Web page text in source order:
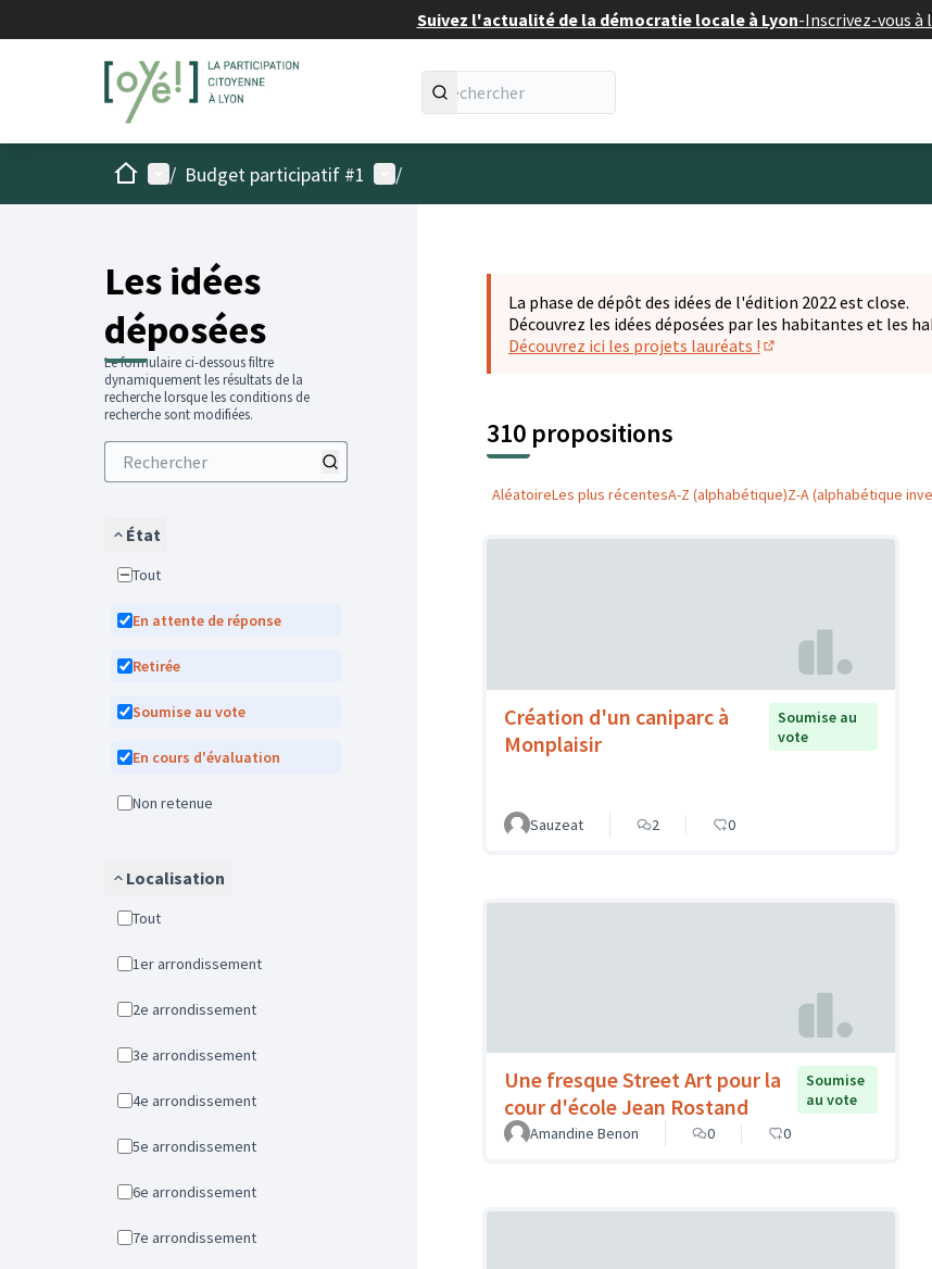
Suivez l'actualité de la démocratie locale à Lyon-Inscrivez-vous
AccueilMenu principal
/ Budget participatif #1 Menu utilisateur
/
Les idées
déposées
Le formulaire ci-dessous filtre
dynamiquement les résultats de la
recherche lorsque les conditions de
recherche sont modifiées.
État
Tout
En attente de réponse
Retirée
Soumise au vote
En cours d'évaluation
Non retenue
Localisation
Tout
1er arrondissement
2e arrondissement
3e arrondissement
4e arrondissement
5e arrondissement
6e arrondissement
7e arrondissement
La phase de dépôt des idées de l'édition 2022 est close.
Découvrez les idées déposées par les habitantes et les
Découvrez ici les projets lauréats !
310 propositions
AléatoireLes plus récentesA-Z (alphabétique)Z-A (alphabétique
Création d'un caniparc à
Monplaisir
Soumise au
vote
Sauzeat 2 0
Une fresque Street Art pour la
cour d'école Jean Rostand
Soumise
au vote
Amandine Benon
0 0